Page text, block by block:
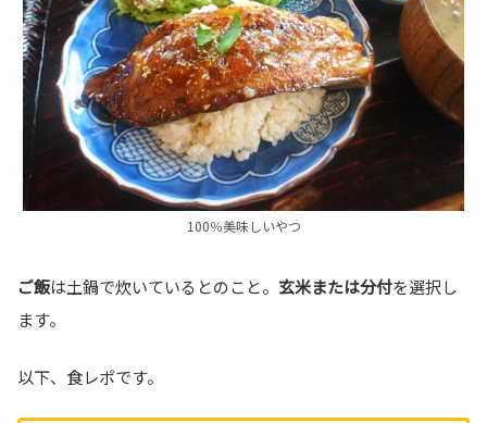
100％美味しいやつ
ご飯は土鍋で炊いているとのこと。 玄米または分付を選択し
ます。
以下、食レポです。